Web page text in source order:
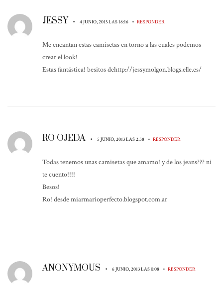
JESSY • 4 JUNIO, 2013 LAS 16:16 • RESPONDER
Me encantan estas camisetas en torno a las cuales podemos
crear el look!
Estas fantástica! besitos dehttp://jessymolgon.blogs.elle.es/
RO OJEDA • 5 JUNIO, 2013 LAS 2:58 • RESPONDER
Todas tenemos unas camisetas que amamo! y de los jeans??? ni
te cuento!!!!
Besos!
Ro! desde miarmarioperfecto.blogspot.com.ar
ANONYMOUS • 6 JUNIO, 2013 LAS 0:08 • RESPONDER